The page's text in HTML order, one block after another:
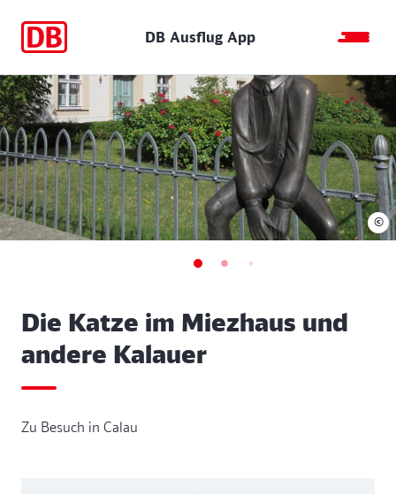
DB Ausflug App
Die Katze im Miezhaus und
andere Kalauer
Zu Besuch in Calau
©